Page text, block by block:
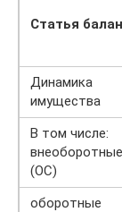
Статья
Динамика
имущества
В том числе:
внеоборотные
(ОС)
оборотные